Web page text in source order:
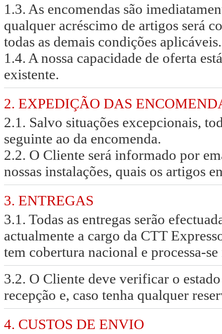
1.3. As encomendas são
qualquer acréscimo de artigos será
todas as demais condições aplicáveis.
1.4. A nossa capacidade de oferta
existente.
2. EXPEDIÇÃO DAS
2.1. Salvo situações excepcionais,
seguinte ao da encomenda.
2.2. O Cliente será informado por
nossas instalações, quais os artigos
3. ENTREGAS
3.1. Todas as entregas serão
actualmente a cargo da CTT
tem cobertura nacional e processa-
3.2. O Cliente deve verificar o
recepção e, caso tenha qualquer
4. CUSTOS DE ENVIO